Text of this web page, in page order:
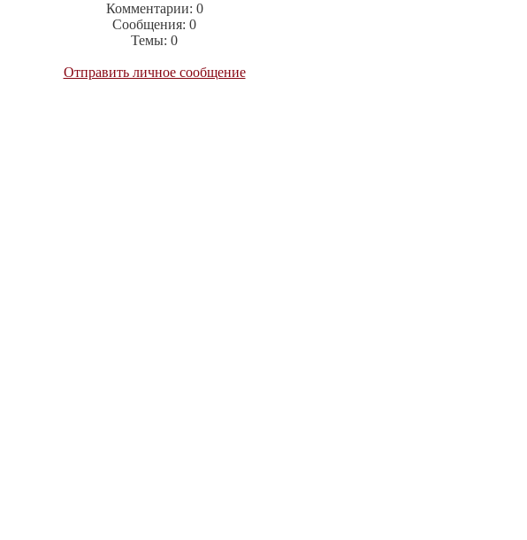
Комментарии: 0
Сообщения: 0
Темы: 0
Отправить личное сообщение